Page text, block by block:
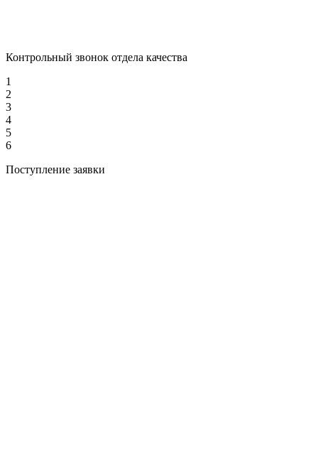
Контрольный звонок отдела качества
1
2
3
4
5
6
Поступление заявки